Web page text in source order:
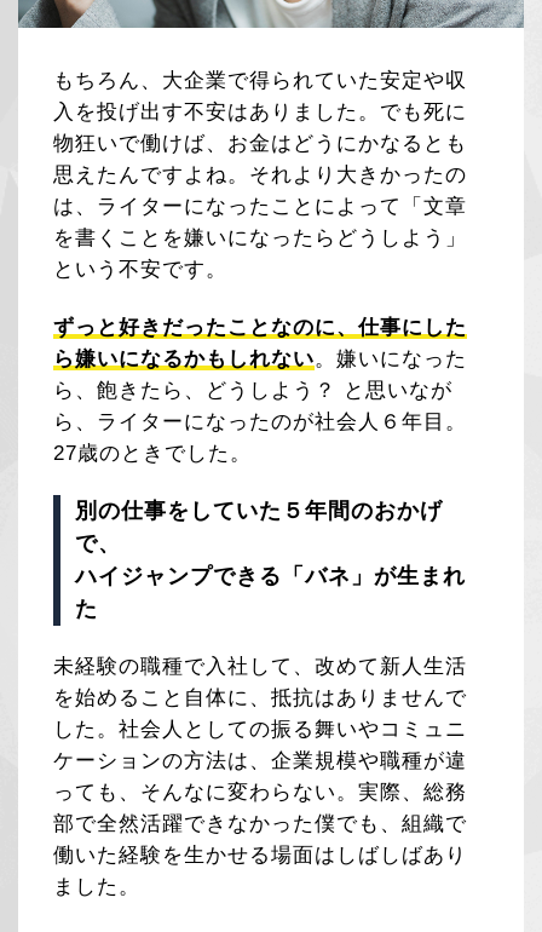
もちろん、大企業で得られていた安定や収
入を投げ出す不安はありました。でも死に
物狂いで働けば、お金はどうにかなるとも
思えたんですよね。それより大きかったの
は、ライターになったことによって「文章
を書くことを嫌いになったらどうしよう」
という不安です。
ずっと好きだったことなのに、仕事にした
ら嫌いになるかもしれない。嫌いになった
ら、飽きたら、どうしよう？ と思いなが
ら、ライターになったのが社会人６年目。
27歳のときでした。
別の仕事をしていた５年間のおかげ
で、
ハイジャンプできる「バネ」が生まれ
た
未経験の職種で入社して、改めて新人生活
を始めること自体に、抵抗はありませんで
した。社会人としての振る舞いやコミュニ
ケーションの方法は、企業規模や職種が違
っても、そんなに変わらない。実際、総務
部で全然活躍できなかった僕でも、組織で
働いた経験を生かせる場面はしばしばあり
ました。